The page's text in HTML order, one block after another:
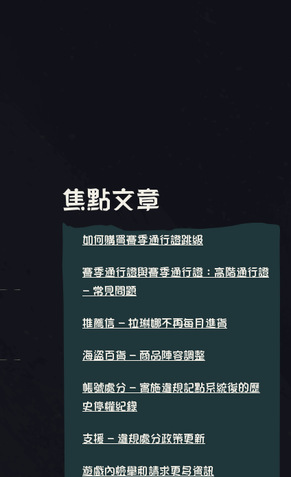
焦點文章
如何購買賽季通行證跳級
賽季通行證與賽季通行證：高階通行證
- 常見問題
推薦信 - 拉琳娜不再每月進貨
海盜百貨 - 商品陣容調整
帳號處分 - 實施違規記點系統後的歷
史停權紀錄
支援 - 違規處分政策更新
遊戲內檢舉和請求更多資訊